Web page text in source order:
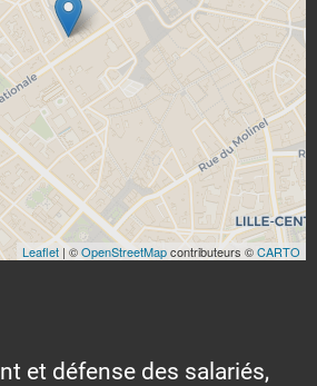
Leaflet | ©OpenStreetMapcontributeurs ©CARTO
et défense des salariés,